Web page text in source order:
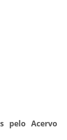
pelo Acervo